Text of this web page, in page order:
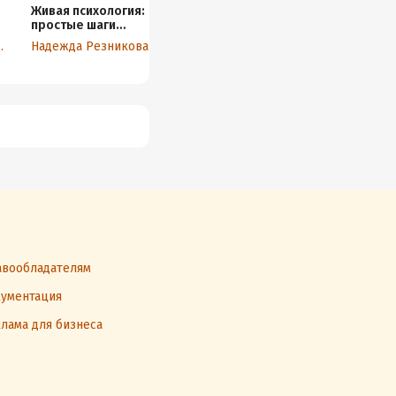
Живая психология:
простые шаги
навстречу к себе
Надежда Резникова
для бизнеса